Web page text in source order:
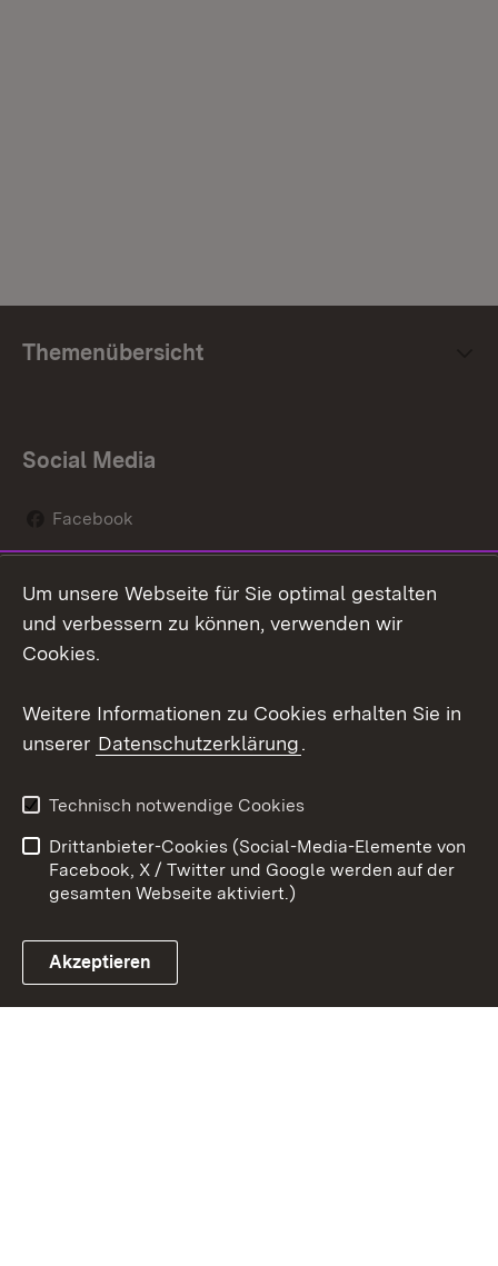
Themenübersicht
Social Media
Facebook
Social Wall
Youtube
Link zum Landesportal
Kontakt
Datenschutz
Barrierefreiheit
Impressum Cookies
Um unsere Webseite für Sie optimal gestalten
und verbessern zu können, verwenden wir
Cookies.
Weitere Informationen zu Cookies erhalten Sie in
unserer Datenschutzerklärung.
Technisch notwendige Cookies
Drittanbieter-Cookies (Social-Media-Elemente von
Facebook, X / Twitter und Google werden auf der
gesamten Webseite aktiviert.)
Akzeptieren